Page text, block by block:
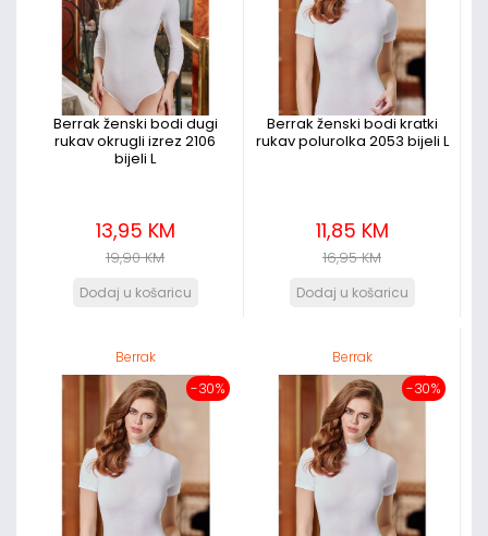
Berrak ženski bodi dugi
rukav okrugli izrez 2106
bijeli L
13,95 KM
19,90 KM
Berrak ženski bodi kratki
rukav polurolka 2053 bijeli L
11,85 KM
16,95 KM
Berrak
-30%
Berrak
-30%